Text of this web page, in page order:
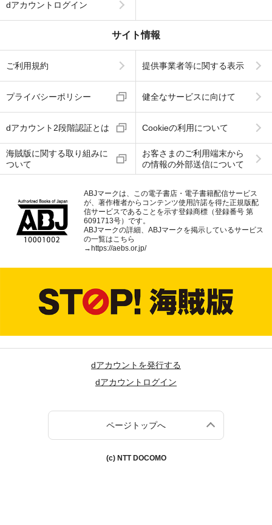
dアカウントログイン
サイト情報
ご利用規約 提供事業者等に関する表示
プライバシーポリシー 健全なサービスに向けて
dアカウント2段階認証とは Cookieの利用について
海賊版に関する取り組みに
ついて
お客さまのご利用端末から
の情報の外部送信について
ABJマークは、この電子書店・電子書籍配信サービス
が、著作権者からコンテンツ使用許諾を得た正規版配
信サービスであることを示す登録商標（登録番号 第
6091713号）です。
ABJマークの詳細、ABJマークを掲示しているサービス
の一覧はこちら
→https://aebs.or.jp/
dアカウントを発行する
dアカウントログイン
ページトップへ
(c) NTT DOCOMO